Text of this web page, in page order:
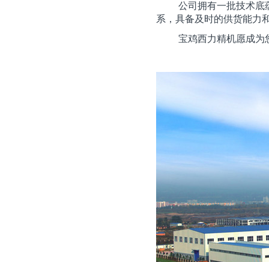
公司拥有一批技术底
系，具备及时的供货能力
宝鸡西力精机愿成为